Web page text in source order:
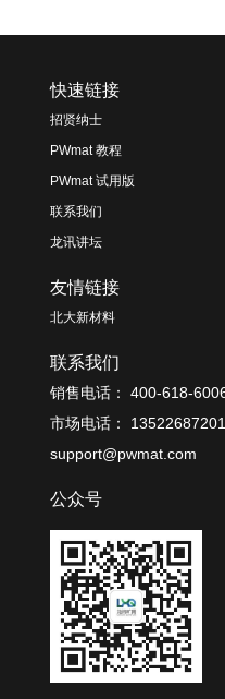
快速链接
招贤纳士
PWmat 教程
PWmat 试用版
联系我们
龙讯讲坛
友情链接
北大新材料
联系我们
销售电话： 400-618-
市场电话： 13522687201
support@pwmat.com
公众号